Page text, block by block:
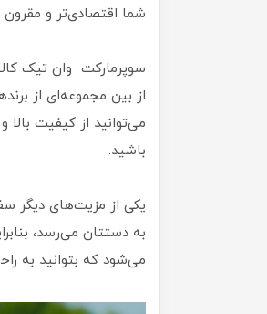
شما اقتصادی‌تر و
سوپرمارکت وان تیک
از بین مجموعه‌ای از
می‌توانید از کیفیت
باشید.
یکی از مزیت‌های دیگر
به دستتان می‌رسد،
می‌شود که بتوانید به